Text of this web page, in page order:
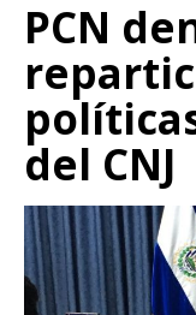
PCN
del CNJ